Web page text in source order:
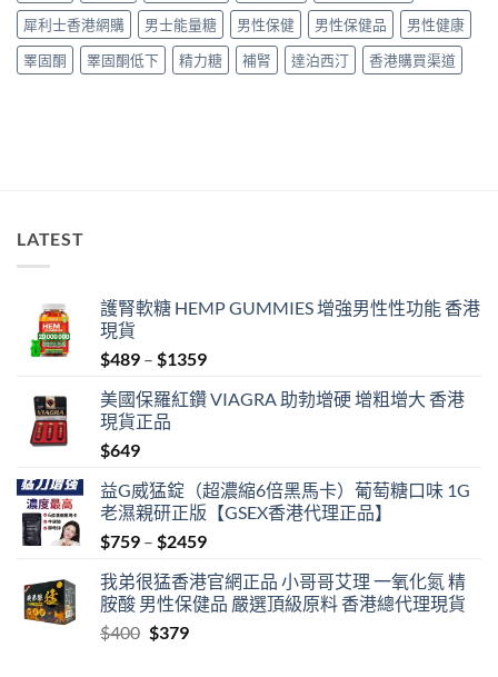
與
購
買
犀利士香港網購
男士能量糖 男性保健 男性保健品
男性健康
睪固酮
睪固酮低下 精力糖 補腎 達泊西汀 香港購買渠道
LATEST
護腎軟糖 HEMP GUMMIES 增強男性性功能 香港
現貨
$489 – $1359Price
$489
美國保羅紅鑽 VIAGRA 助勃增硬 增粗增大 香港
現貨正品
$649
益G威猛錠（超濃縮6倍黑馬卡）葡萄糖口味 1G
老濕親研正版【GSEX香港代理正品】
$759 – $2459Price
$759
through
我弟很猛香港官網正品 小哥哥艾理 一氧化氮 精
胺酸 男性保健品 嚴選頂級原料 香港總代理現貨
$400 Original
$379Current